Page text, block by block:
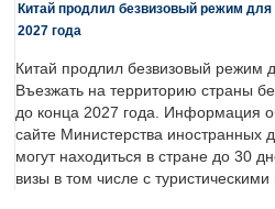
Китай продлил безвизовый режим для
2027 года
Китай продлил безвизовый режим
Въезжать на территорию страны
до конца 2027 года. Информация
сайте Министерства иностранных
могут находиться в стране до 30
визы в том числе с